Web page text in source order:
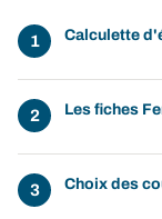
Calculette
Les fiches
Choix des